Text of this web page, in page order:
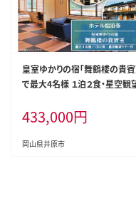
皇室ゆかりの宿「舞鶴楼の貴賓
で最大4名様 １泊２食・星空観
433,000円
岡山県井原市